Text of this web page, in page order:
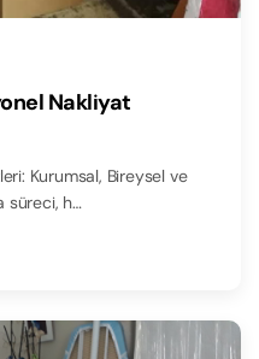
Nakliyat
Kurumsal, Bireysel ve
süreci, h…